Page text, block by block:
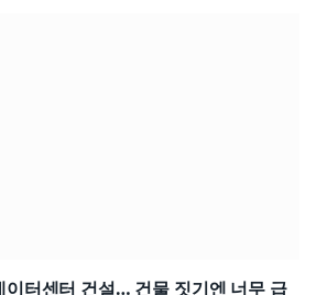
이터센터 건설… 건물 짓기엔 너무 급